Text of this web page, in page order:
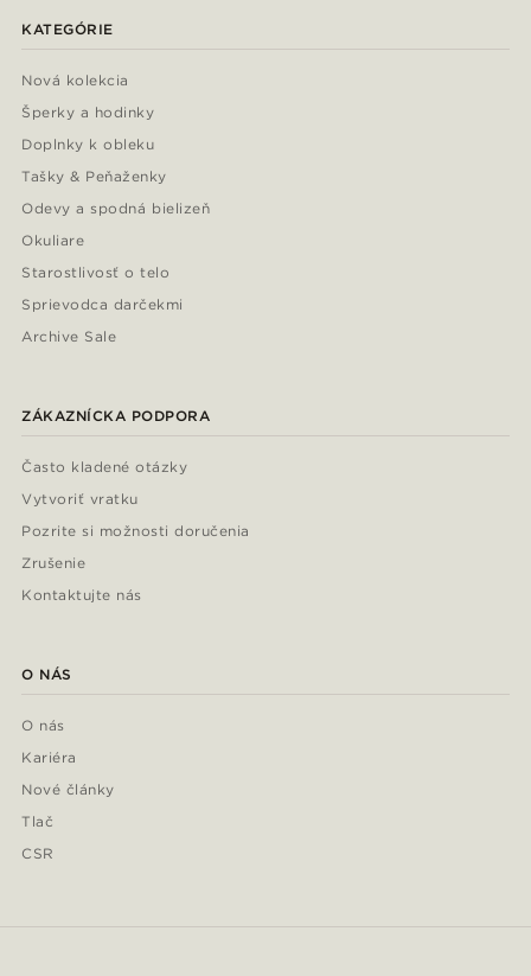
KATEGÓRIE
Nová kolekcia
Šperky a hodinky
Doplnky k obleku
Tašky & Peňaženky
Odevy a spodná bielizeň
Okuliare
Starostlivosť o telo
Sprievodca darčekmi
Archive Sale
ZÁKAZNÍCKA PODPORA
Často kladené otázky
Vytvoriť vratku
Pozrite si možnosti doručenia
Zrušenie
Kontaktujte nás
O NÁS
O nás
Kariéra
Nové články
Tlač
CSR